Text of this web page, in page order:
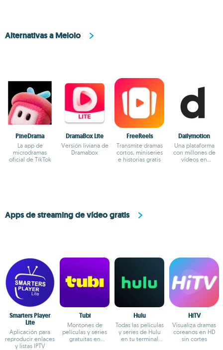
Alternativas a Melolo
PineDrama
La app de
microdramas
oficial de TikTok
DramaBox Lite
Versión liviana de
Dramabox
FreeReels
Transmite dramas
cortos, miniseries
e historias gratis
Dailymotion
Una plataforma
con millones de
vídeos en
Apps de streaming de vídeo gratis
Smarters Player
Lite
Aplicación para
reproducir enlaces
y listas IPTV
Tubi
Montones de
películas y series
gratuitas en
Hulu
Todas las películas
y series de Hulu
en tu terminal
HiTV
Visualiza dramas
coreanos en HD
sin cortes